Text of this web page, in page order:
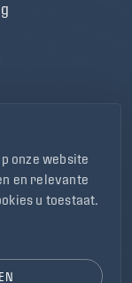
onze website
en relevante
u toestaat.